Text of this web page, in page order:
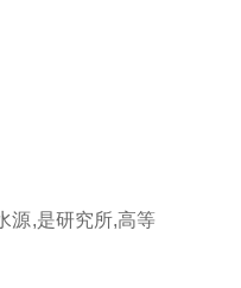
源,是研究所,高等